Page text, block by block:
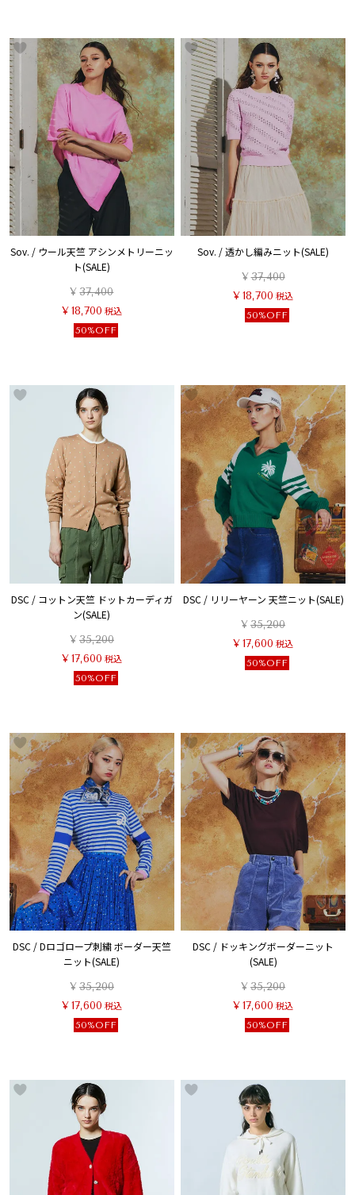
Sov. / ウール天竺 アシンメトリーニッ
ト(SALE)
¥ 37,400
¥18,700 税込
50%OFF
Sov. / 透かし編みニット(SALE)
¥37,400
¥18,700 税込
50%OFF
DSC / コットン天竺 ドットカーディガ
ン(SALE)
¥35,200
¥17,600 税込
50%OFF
DSC / リリーヤーン 天竺ニット(SALE)
¥35,200
¥17,600 税込
50%OFF
DSC / Dロゴロープ刺繍 ボーダー天竺
ニット(SALE)
¥35,200
¥17,600 税込
50%OFF
DSC / ドッキングボーダーニット
(SALE)
¥35,200
¥17,600 税込
50%OFF